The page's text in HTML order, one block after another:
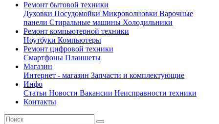
Ремонт бытовой техники
Духовки Посудомойки Микроволновки Варочные
панели Стиральные машины Холодильники
Ремонт компьютерной техники
Ноутбуки Компьютеры
Ремонт цифровой техники
Смартфоны Планшеты
Магазин
Интернет - магазин Запчасти и комплектующие
Инфо
Статьи Новости Вакансии Неисправности техники
Контакты